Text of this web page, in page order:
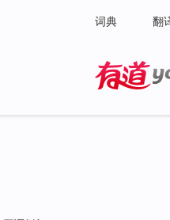
词典 翻